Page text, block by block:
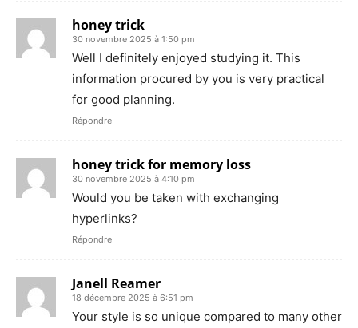
honey trick
30 novembre 2025 à 1:50 pm
Well I definitely enjoyed studying it. This
information procured by you is very practical
for good planning.
Répondre
honey trick for memory loss
30 novembre 2025 à 4:10 pm
Would you be taken with exchanging
hyperlinks?
Répondre
Janell Reamer
18 décembre 2025 à 6:51 pm
Your style is so unique compared to many other